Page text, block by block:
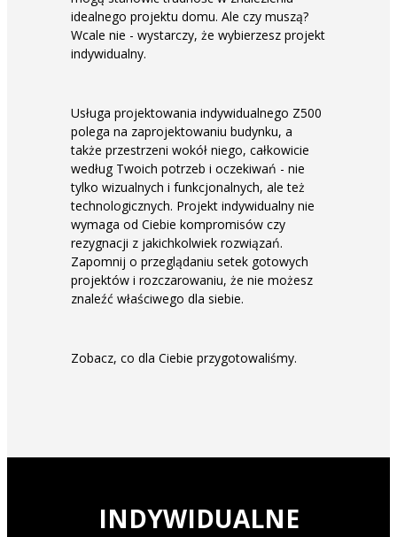
idealnego projektu domu. Ale czy muszą?
Wcale nie - wystarczy, że wybierzesz projekt
indywidualny.
Usługa projektowania indywidualnego Z500
polega na zaprojektowaniu budynku, a
także przestrzeni wokół niego, całkowicie
według Twoich potrzeb i oczekiwań - nie
tylko wizualnych i funkcjonalnych, ale też
technologicznych. Projekt indywidualny nie
wymaga od Ciebie kompromisów czy
rezygnacji z jakichkolwiek rozwiązań.
Zapomnij o przeglądaniu setek gotowych
projektów i rozczarowaniu, że nie możesz
znaleźć właściwego dla siebie.
Zobacz, co dla Ciebie przygotowaliśmy.
INDYWIDUALNE